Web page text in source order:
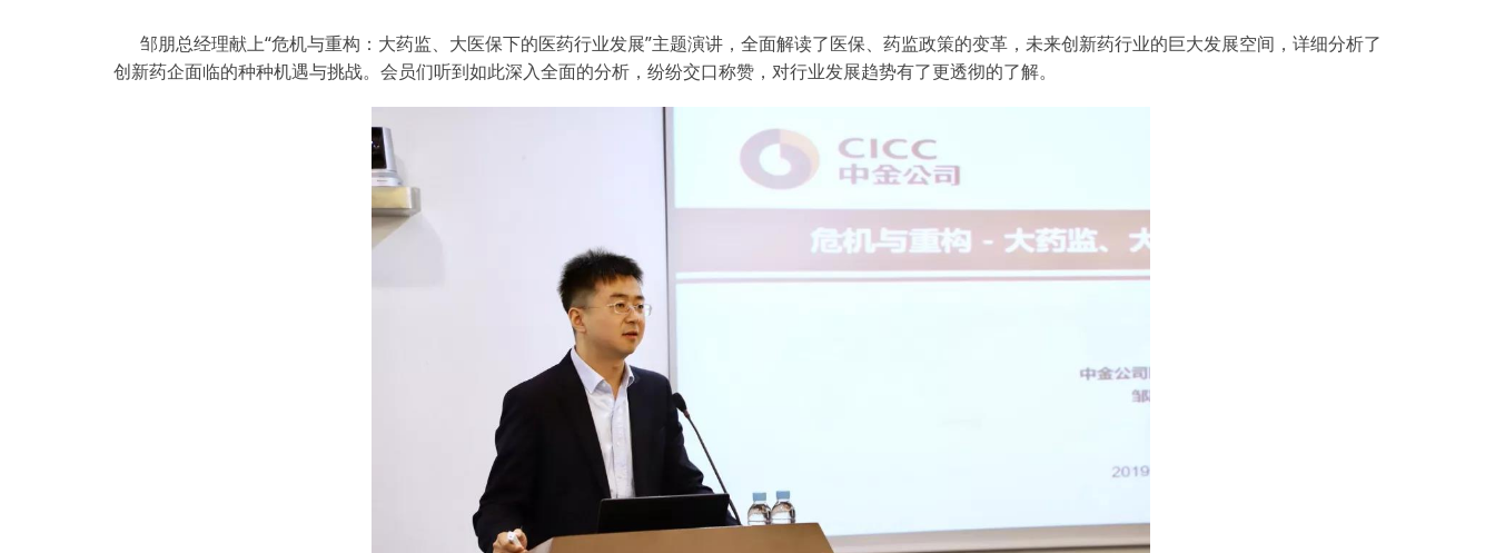
邹朋总经理献上“危机与重构：大药监、大医保下的医药行业发展”主题演讲，全面解读了医保、药监政策的变革，未来创新药行业的巨大发展空间，详细分析了
创新药企面临的种种机遇与挑战。会员们听到如此深入全面的分析，纷纷交口称赞，对行业发展趋势有了更透彻的了解。